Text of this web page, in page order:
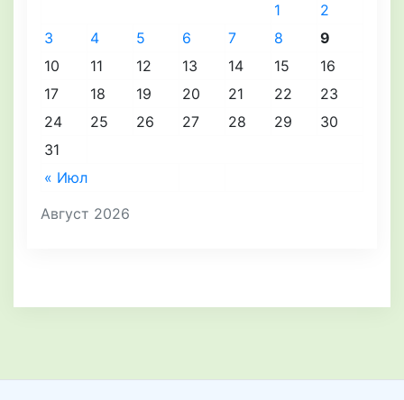
Август 2026
« Июл
1
2
3
4 5 6 7 8
9
10
11 12 13 14 15
16
17
18 19 20 21 22
23
24
25 26 27 28 29
30
31